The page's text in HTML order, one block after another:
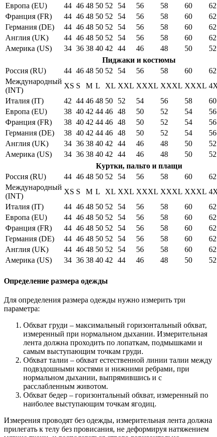
Европа (EU)
44 46 48 50 52 54 56 58 60
62
Франция (FR)
44 46 48 50 52 54 56 58 60
62
Германия (DE)
44 46 48 50 52 54 56 58 60
62
Англия (UK)
44 46 48 50 52 54 56 58 60
62
Америка (US)
34 36 38 40 42 44 46 48 50
52
Пиджаки и костюмы
Россия (RU)
44 46 48 50 52 54 56 58 60
62
Международный
(INT)
XS S M L XL XXL XXXL XXXL XXXL
Италия (IT)
42 44 46 48 50 52 54 56 58
60
Европа (EU)
38 40 42 44 46 48 50 52 54
56
Франция (FR)
38 40 42 44 46 48 50 52 54
56
Германия (DE)
38 40 42 44 46 48 50 52 54
56
Англия (UK)
34 36 38 40 42 44 46 48 50
52
Америка (US)
34 36 38 40 42 44 46 48 50
52
Куртки, пальто и плащи
Россия (RU)
44 46 48 50 52 54 56 58 60
62
Международный
(INT)
XS S M L XL XXL XXXL XXXL XXXL
Италия (IT)
44 46 48 50 52 54 56 58 60
62
Европа (EU)
44 46 48 50 52 54 56 58 60
62
Франция (FR)
44 46 48 50 52 54 56 58 60
62
Германия (DE)
44 46 48 50 52 54 56 58 60
62
Англия (UK)
44 46 48 50 52 54 56 58 60
62
Америка (US)
34 36 38 40 42 44 46 48 50 52
Определение размера одежды
Для определения размера одежды нужно измерить три
параметра:
Обхват груди – максимальный горизонтальный обхват,
измеренный при нормальном дыхании. Измерительная
лента должна проходить по лопаткам, подмышками и
самым выступающим точкам груди.
Обхват талии – обхват естественной линии талии между
подвздошными костями и нижними ребрами, при
нормальном дыхании, выпрямившись и с
расслабленным животом.
Обхват бедер – горизонтальный обхват, измеренный по
наиболее выступающим точкам ягодиц.
Измерения проводят без одежды, измерительная лента должна
прилегать к телу без провисания, не деформируя натяжением